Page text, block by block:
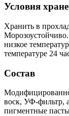
Условия
Хранить в
низкое
температуре 24
Состав
воск, УФ-фильтр,
пигментные